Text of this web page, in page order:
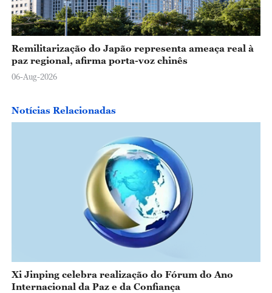
Remilitarização do Japão representa ameaça real à
paz regional, afirma porta-voz chinês
06-Aug-2026
Notícias Relacionadas
Xi Jinping celebra realização do Fórum do Ano
Internacional da Paz e da Confiança